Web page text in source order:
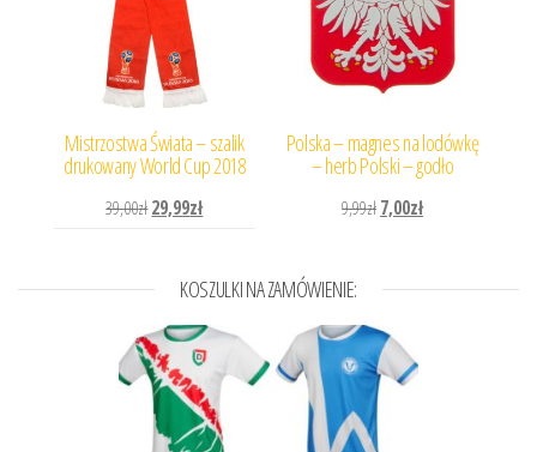
Mistrzostwa Świata – szalik
drukowany World Cup 2018
39,00złPierwotna cena wynosiła: 39,00zł.
29,99złAktualna cena wynosi: 29,99zł.
Polska – magnes na lodówkę
– herb Polski – godło
9,99złPierwotna cena wynosiła:
7,00złAktualna cena
KOSZULKI NA ZAMÓWIENIE: